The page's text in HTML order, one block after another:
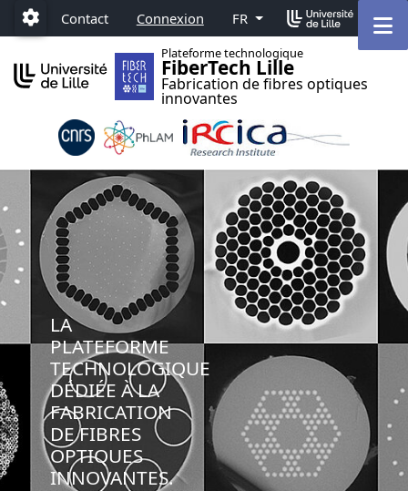
Accéder au menu principal
Accéder au contenu
Paramétrage
Contact Connexion FR
Plateforme technologique
FiberTech Lille
Fabrication de fibres optiques
innovantes
LA
PLATEFORME
TECHNOLOGIQUE
DÉDIÉE À LA
FABRICATION
DE FIBRES
OPTIQUES
INNOVANTES.